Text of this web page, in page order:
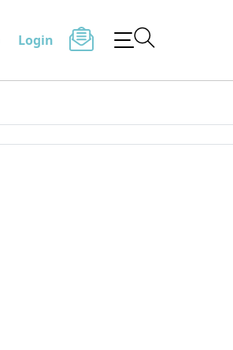
Login